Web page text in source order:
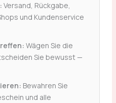
Versand, Rückgabe,
und Kundenservice
Wägen Sie die
Sie bewusst —
Bewahren Sie
und alle